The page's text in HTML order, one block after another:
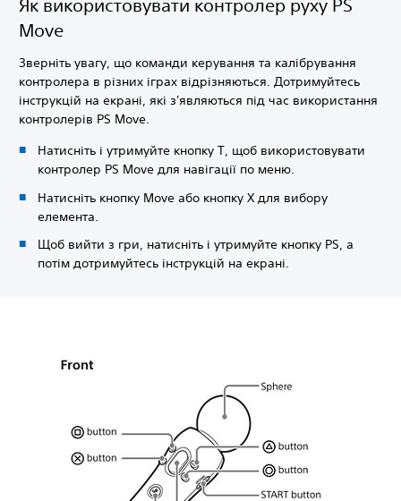
Як використовувати контролер руху PS
Move
Зверніть увагу, що команди керування та калібрування
контролера в різних іграх відрізняються. Дотримуйтесь
інструкцій на екрані, які з'являються під час використання
контролерів PS Move.
Натисніть і утримуйте кнопку T, щоб використовувати
контролер PS Move для навігації по меню.
Натисніть кнопку Move або кнопку X для вибору
елемента.
Щоб вийти з гри, натисніть і утримуйте кнопку PS, а
потім дотримуйтесь інструкцій на екрані.